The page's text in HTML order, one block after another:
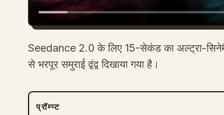
Seedance 2.0 के लिए 15-सेकंड का अल्ट्रा-
से भरपूर समुराई द्वंद्व दिखाया गया है।
प्रॉम्प्ट